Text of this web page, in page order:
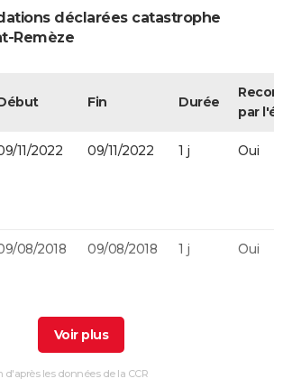
déclarées catastrophe
Remèze
Fin Durée
par
11/2022 09/11/2022 1 j Oui
08/2018 09/08/2018 1 j Oui
13/09/2015 14/09/2015
d'après les données de la CCR